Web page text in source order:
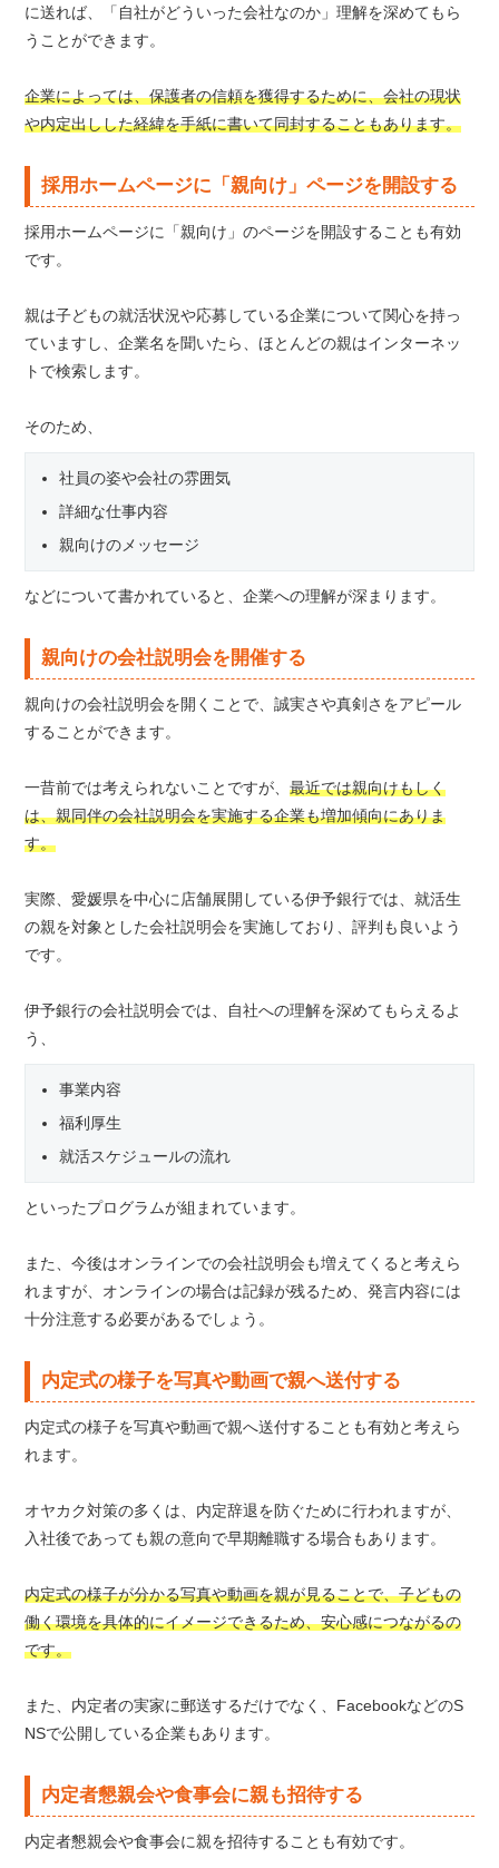
に送れば、「自社がどういった会社なのか」理解を深めてもら
うことができます。
企業によっては、保護者の信頼を獲得するために、会社の現状
や内定出しした経緯を手紙に書いて同封することもあります。
採用ホームページに「親向け」ページを開設する
採用ホームページに「親向け」のページを開設することも有効
です。
親は子どもの就活状況や応募している企業について関心を持っ
ていますし、企業名を聞いたら、ほとんどの親はインターネッ
トで検索します。
そのため、
社員の姿や会社の雰囲気
詳細な仕事内容
親向けのメッセージ
などについて書かれていると、企業への理解が深まります。
親向けの会社説明会を開催する
親向けの会社説明会を開くことで、誠実さや真剣さをアピール
することができます。
一昔前では考えられないことですが、最近では親向けもしく
は、親同伴の会社説明会を実施する企業も増加傾向にありま
す。
実際、愛媛県を中心に店舗展開している伊予銀行では、就活生
の親を対象とした会社説明会を実施しており、評判も良いよう
です。
伊予銀行の会社説明会では、自社への理解を深めてもらえるよ
う、
事業内容
福利厚生
就活スケジュールの流れ
といったプログラムが組まれています。
また、今後はオンラインでの会社説明会も増えてくると考えら
れますが、オンラインの場合は記録が残るため、発言内容には
十分注意する必要があるでしょう。
内定式の様子を写真や動画で親へ送付する
内定式の様子を写真や動画で親へ送付することも有効と考えら
れます。
オヤカク対策の多くは、内定辞退を防ぐために行われますが、
入社後であっても親の意向で早期離職する場合もあります。
内定式の様子が分かる写真や動画を親が見ることで、子どもの
働く環境を具体的にイメージできるため、安心感につながるの
です。
また、内定者の実家に郵送するだけでなく、FacebookなどのS
NSで公開している企業もあります。
内定者懇親会や食事会に親も招待する
内定者懇親会や食事会に親を招待することも有効です。